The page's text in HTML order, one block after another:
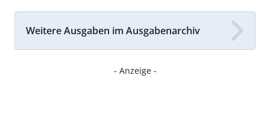
Weitere Ausgaben im Ausgabenarchiv
- Anzeige -